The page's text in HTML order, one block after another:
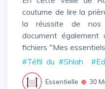
coutume de lire la
la réussite de nos
document
fichiers "Mes
#Téfil du #Shlah
Essentielle 30